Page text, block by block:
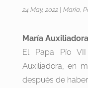
24 May, 2022| María,
María Auxiliadora
El Papa Pío
Auxiliadora, en
después de